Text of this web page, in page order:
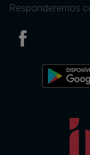
Responderemos